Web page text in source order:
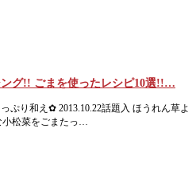
グ!! ごまを使ったレシピ10選!!…
ぷり和え✿ 2013.10.22話題入 ほうれん草よ
小松菜をごまたっ…